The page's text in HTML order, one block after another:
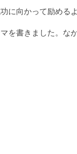
向かって励める
書きました。な